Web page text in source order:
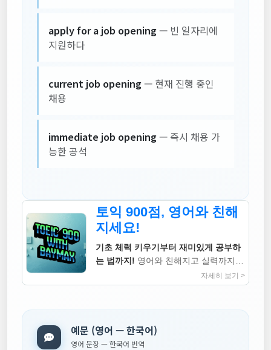
apply for a job opening— 빈 일자리에
지원하다
current job opening— 현재 진행 중인
채용
immediate job opening— 즉시 채용 가
능한 공석
토익 900점, 영어와 친해
지세요!
기초 체력 키우기부터 재미있게 공부하
는 법까지! 영어와 친해지고 실력까지
자세히 보기 >
예문 (영어 — 한국어)
영어 문장 — 한국어 번역